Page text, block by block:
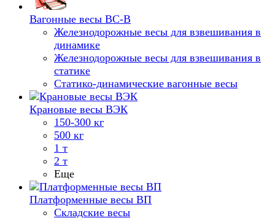
Вагонные весы ВС-В
Железнодорожные весы для взвешивания в
динамике
Железнодорожные весы для взвешивания в
статике
Статико-динамические вагонные весы
Крановые весы ВЭК
150-300 кг
500 кг
1 т
2 т
Еще
Платформенные весы ВП
Складские весы